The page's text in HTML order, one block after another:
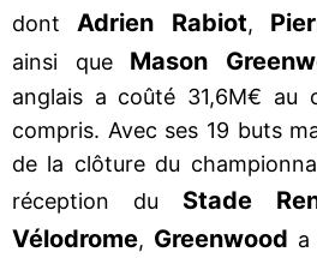
dont Adrien Rabiot,
ainsi que Mason
anglais a coûté 31,6M€ au
compris. Avec ses 19 buts
de la clôture du
réception du Stade
Vélodrome, Greenwood a